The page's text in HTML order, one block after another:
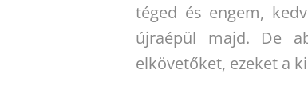
téged és engem,
újraépül majd. De
elkövetőket, ezeket a